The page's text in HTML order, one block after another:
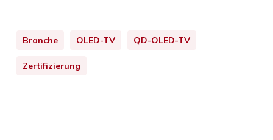
Branche OLED-TV QD-OLED-TV
Zertifizierung